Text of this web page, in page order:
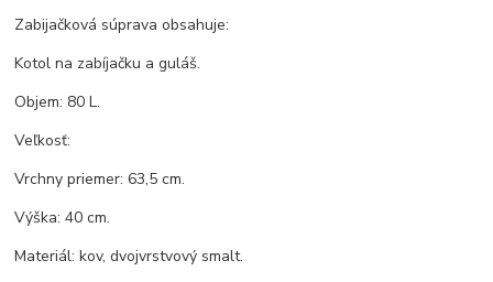
Zabijačková súprava obsahuje:
Kotol na zabíjačku a guláš.
Objem: 80 L.
Veľkosť:
Vrchny priemer: 63,5 cm.
Výška: 40 cm.
Materiál: kov, dvojvrstvový smalt.